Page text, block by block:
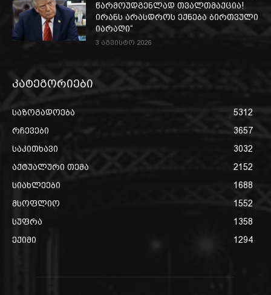
წარმოუდგენლად თვალთმაქცია!
ირანს არასდროს ექნება ბირთვული
იარაღი“
3 აგვისტო 2026
კატეგორიები
საზოგადოება
5312
რჩევები
3657
საკითხავი
3032
აქტუალური თემა
2152
სიახლეები
1688
მსოფლიო
1552
სუფრა
1358
ექიმი
1294